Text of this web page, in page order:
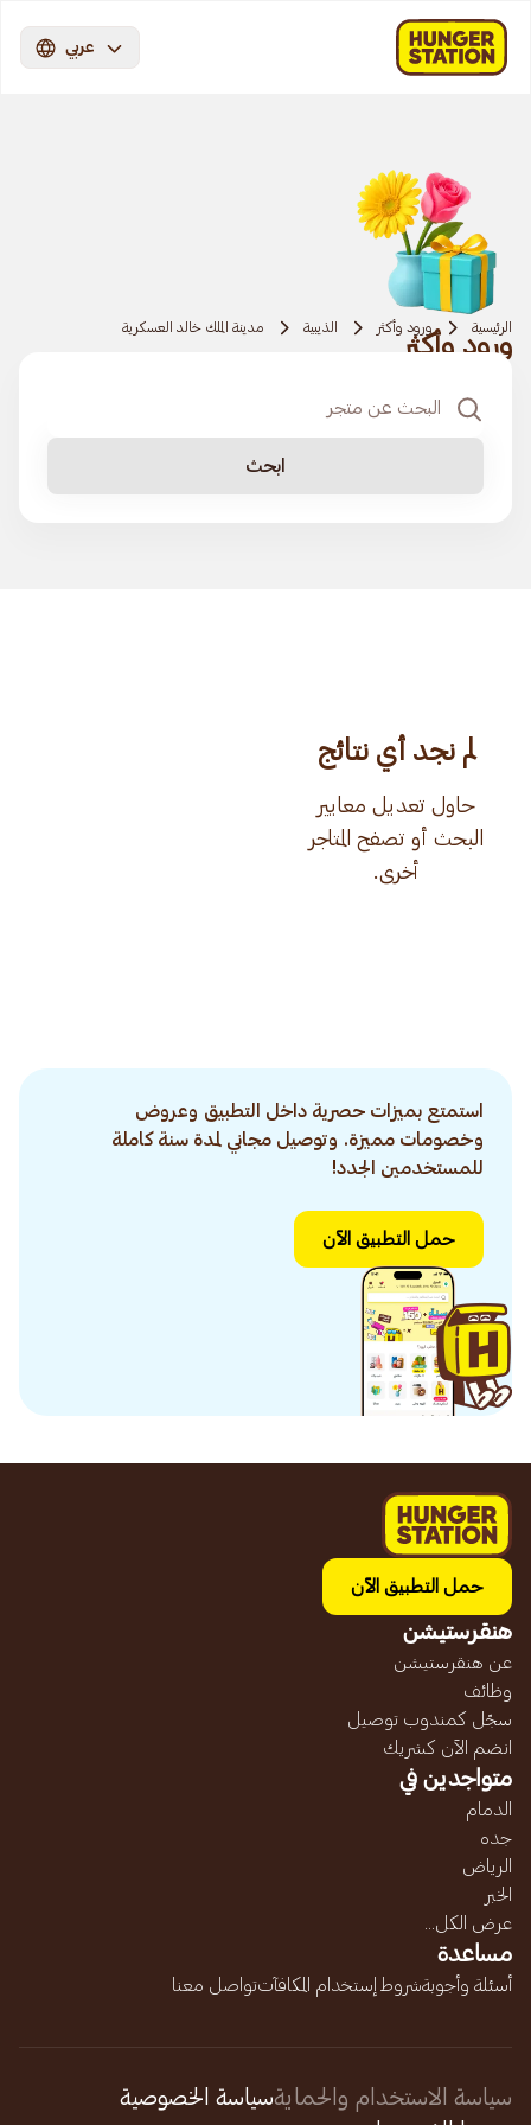
عربي
الرئيسية ورود وأكثر الذيبية مدينة الملك خالد العسكرية
ورود وأكثر
ابحث
لم نجد أي نتائج
حاول تعديل معايير
البحث أو تصفح المتاجر
أخرى.
استمتع بميزات حصرية داخل التطبيق وعروض
وخصومات مميزة. وتوصيل مجاني لمدة سنة كاملة
للمستخدمين الجدد!
حمل التطبيق الآن
حمل التطبيق الآن
هنقرستيشن
عن هنقرستيشن
وظائف
سجّل كمندوب توصيل
انضم الآن كشريك
متواجدين في
الدمام
جده
الرياض
الخبر
عرض الكل...
مساعدة
أسئلة وأجوبةشروط إستخدام المكافآتتواصل معنا
سياسة الاستخدام والحمايةسياسة الخصوصية